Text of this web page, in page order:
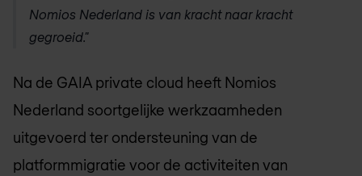
Nomios Nederland is van kracht naar kracht
gegroeid."
Na de GAIA private cloud heeft Nomios
Nederland soortgelijke werkzaamheden
uitgevoerd ter ondersteuning van de
platformmigratie voor de activiteiten van